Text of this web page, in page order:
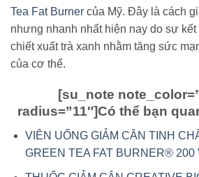
Tea Fat Burner của Mỹ. Đây là cách
nhưng nhanh nhất hiện nay do sự
chiết xuất trà xanh nhằm tăng sức
của cơ thể.
[su_note
radius=”11″]Có thể bạn
VIÊN UỐNG GIẢM CÂN TINH
GREEN TEA FAT BURNER® 200